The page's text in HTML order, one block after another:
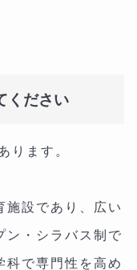
ください
ります。
施設であり、広い
ン・シラバス制で
科で専門性を高め